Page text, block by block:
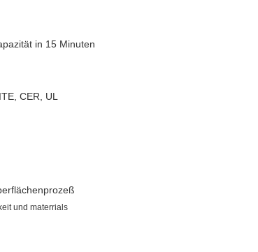
in 15 Minuten
CER, UL
und materrials